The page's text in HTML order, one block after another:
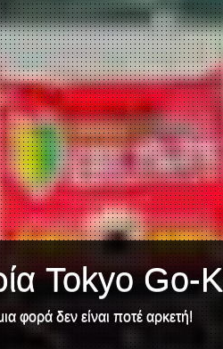
Tokyo Go-
φορά δεν είναι ποτέ αρκετή!